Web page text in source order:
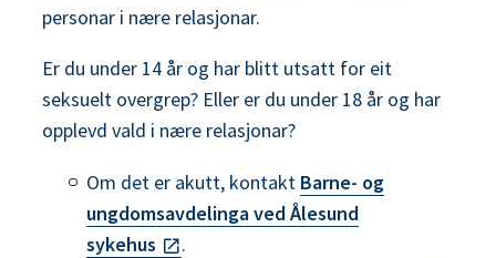
personar i nære relasjonar.
Er du under 14 år og har blitt utsatt for eit
seksuelt overgrep? Eller er du under 18 år og har
opplevd vald i nære relasjonar?
Om det er akutt, kontakt Barne- og
ungdomsavdelinga ved Ålesund
sykehus
.